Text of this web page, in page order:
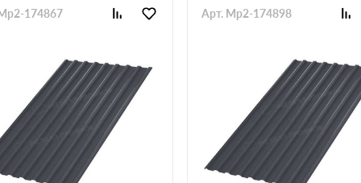
174867 Арт. Mp2-174898